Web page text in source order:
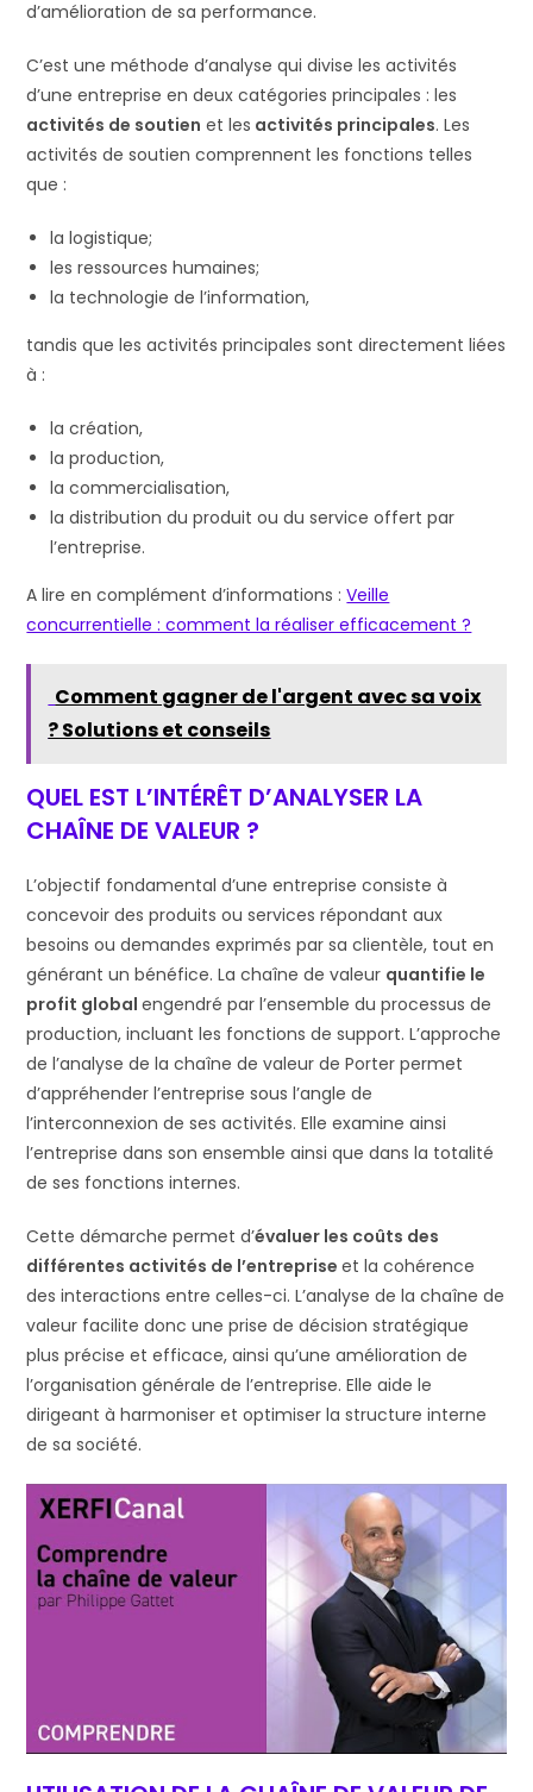
d’amélioration de sa performance.
C’est une méthode d’analyse qui divise les activités
d’une entreprise en deux catégories principales : les
activités de soutien et les activités principales. Les
activités de soutien comprennent les fonctions telles
que :
la logistique;
les ressources humaines;
la technologie de l’information,
tandis que les activités principales sont directement liées
à :
la création,
la production,
la commercialisation,
la distribution du produit ou du service offert par
l’entreprise.
A lire en complément d’informations :Veille
concurrentielle : comment la réaliser efficacement ?
Comment gagner de l'argent avec sa voix
? Solutions et conseils
QUEL EST L’INTÉRÊT D’ANALYSER LA
CHAÎNE DE VALEUR ?
L’objectif fondamental d’une entreprise consiste à
concevoir des produits ou services répondant aux
besoins ou demandes exprimés par sa clientèle, tout en
générant un bénéfice. La chaîne de valeur quantifie le
profit globalengendré par l’ensemble du processus de
production, incluant les fonctions de support. L’approche
de l’analyse de la chaîne de valeur de Porter permet
d’appréhender l’entreprise sous l’angle de
l’interconnexion de ses activités. Elle examine ainsi
l’entreprise dans son ensemble ainsi que dans la totalité
de ses fonctions internes.
Cette démarche permet d’évaluer les coûts des
différentes activités de l’entrepriseet la cohérence
des interactions entre celles-ci. L’analyse de la chaîne de
valeur facilite donc une prise de décision stratégique
plus précise et efficace, ainsi qu’une amélioration de
l’organisation générale de l’entreprise. Elle aide le
dirigeant à harmoniser et optimiser la structure interne
de sa société.